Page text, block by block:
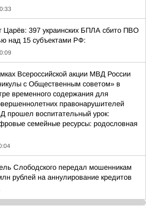
Царёв: 397 украинских БПЛА сбито ПВО
над 15 субъектами РФ:
Всероссийской акции МВД России
с Общественным советом» в
временного содержания для
правонарушителей
прошел воспитательный урок:
семейные ресурсы: родословная
Слободского передал мошенникам
рублей на аннулирование кредитов